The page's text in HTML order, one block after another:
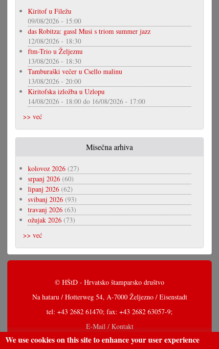
Kiritof u Filežu
09/08/2026 - 15:00
das Robitza: gassl Musi s triom summer jazz
12/08/2026 - 18:30
ftm-Trio u Željeznu
13/08/2026 - 18:30
Tamburaški večer u Csello malinu
13/08/2026 - 20:00
Kiritofska izložba u Uzlopu
14/08/2026 - 18:00 do 16/08/2026 - 17:00
>> već
Misečna arhiva
kolovoz 2026 (27)
srpanj 2026 (60)
lipanj 2026 (62)
svibanj 2026 (93)
travanj 2026 (63)
ožujak 2026 (73)
>> već
© HŠtD - Hrvatsko štamparsko društvo
Na hataru / Hotterweg 54, A-7000 Željezno / Eisenstadt
tel: +43 2682 61470; fax: +43 2682 63057-9;
E-Mail / Kontakt
We use cookies on this site to enhance your user experience